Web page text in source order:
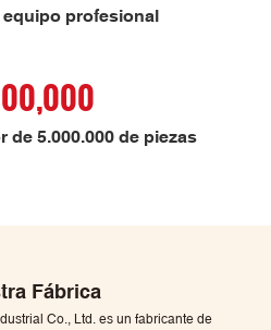
profesional
de 5.000.000 de piezas
Fábrica
Co., Ltd. es un fabricante de